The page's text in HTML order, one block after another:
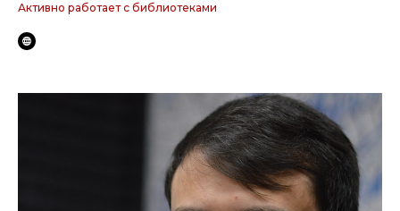
Активно работает с библиотеками